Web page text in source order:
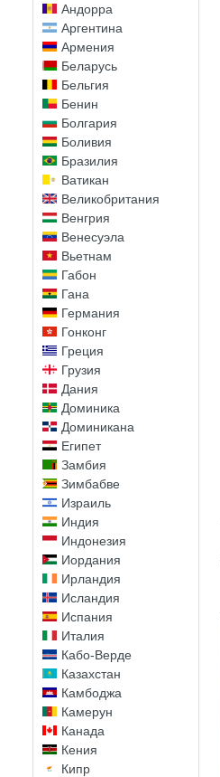
Андорра
Аргентина
Армения
Беларусь
Бельгия
Бенин
Болгария
Боливия
Бразилия
Ватикан
Великобритания
Венгрия
Венесуэла
Вьетнам
Габон
Гана
Германия
Гонконг
Греция
Грузия
Дания
Доминика
Доминикана
Египет
Замбия
Зимбабве
Израиль
Индия
Индонезия
Иордания
Ирландия
Исландия
Испания
Италия
Кабо-Верде
Казахстан
Камбоджа
Камерун
Канада
Кения
Кипр